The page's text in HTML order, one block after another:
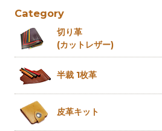
Category
切り革
(カットレザー)
半裁 1枚革
皮革キット